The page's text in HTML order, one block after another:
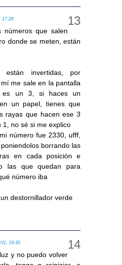
17:28
números que salen
donde se meten, están
están invertidas, por
me sale en la pantalla
un 3, si haces un
un papel, tienes que
rayas que hacen ese 3
1, no sé si me explico
número fue 2330, ufff,
borrando las
en cada posición e
las que quedan para
número iba
destornillador verde
11, 19:45
y no puedo volver